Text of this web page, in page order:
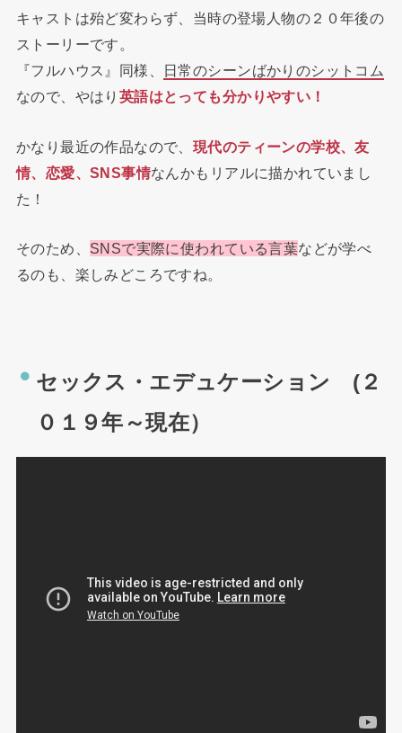
キャストは殆ど変わらず、当時の登場人物の２０年後の
ストーリーです。
『フルハウス』同様、
日常のシーンばかりのシットコム
なので、やはり 英語はとっても分かりやすい！
かなり最近の作品なので、 現代のティーンの学校、友
情、恋愛、SNS事情なんかもリアルに描かれていまし
た！
そのため、 SNSで実際に使われている言葉などが学べ
るのも、楽しみどころですね。
セックス・エデュケーション (２
０１９年～現在）